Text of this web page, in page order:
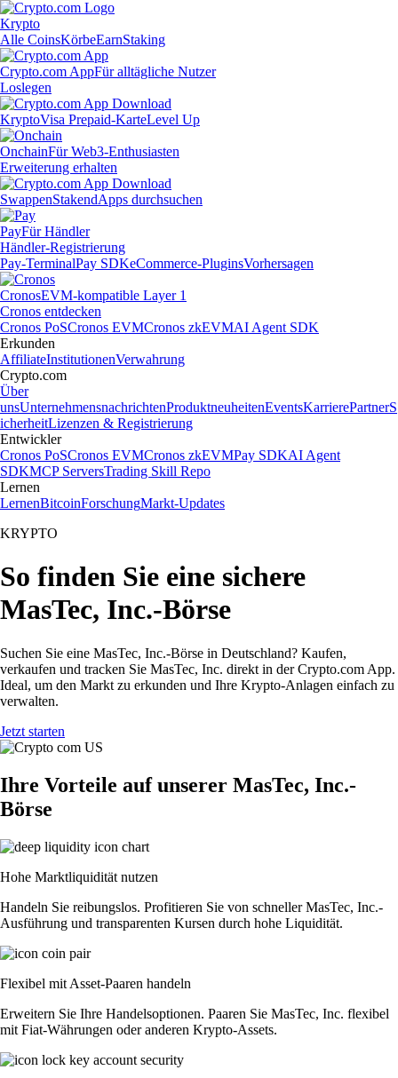
Krypto
Alle CoinsKörbeEarnStaking
Crypto.com AppFür alltägliche Nutzer
Loslegen
KryptoVisa Prepaid-KarteLevel Up
OnchainFür Web3-Enthusiasten
Erweiterung erhalten
SwappenStakendApps durchsuchen
PayFür Händler
Händler-Registrierung
Pay-TerminalPay SDKeCommerce-PluginsVorhersagen
CronosEVM-kompatible Layer 1
Cronos entdecken
Cronos PoSCronos EVMCronos zkEVMAI Agent SDK
Erkunden
AffiliateInstitutionenVerwahrung
Crypto.com
Über
unsUnternehmensnachrichtenProduktneuheitenEventsKarrierePartnerS
icherheitLizenzen & Registrierung
Entwickler
Cronos PoSCronos EVMCronos zkEVMPay SDKAI Agent
SDKMCP ServersTrading Skill Repo
Lernen
LernenBitcoinForschungMarkt-Updates
KRYPTO
So finden Sie eine sichere
MasTec, Inc.-Börse
Suchen Sie eine MasTec, Inc.-Börse in Deutschland? Kaufen,
verkaufen und tracken Sie MasTec, Inc. direkt in der Crypto.com App.
Ideal, um den Markt zu erkunden und Ihre Krypto-Anlagen einfach zu
verwalten.
Jetzt starten
Ihre Vorteile auf unserer MasTec, Inc.-
Börse
Hohe Marktliquidität nutzen
Handeln Sie reibungslos. Profitieren Sie von schneller MasTec, Inc.-
Ausführung und transparenten Kursen durch hohe Liquidität.
Flexibel mit Asset-Paaren handeln
Erweitern Sie Ihre Handelsoptionen. Paaren Sie MasTec, Inc. flexibel
mit Fiat-Währungen oder anderen Krypto-Assets.